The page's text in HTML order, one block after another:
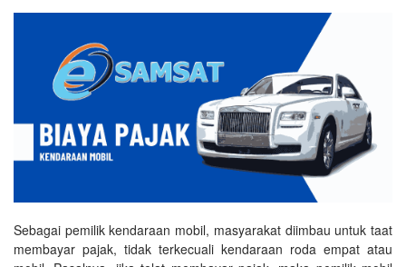
Sebagai pemilik kendaraan mobil, masyarakat diimbau untuk taat
membayar pajak, tidak terkecuali kendaraan roda empat atau